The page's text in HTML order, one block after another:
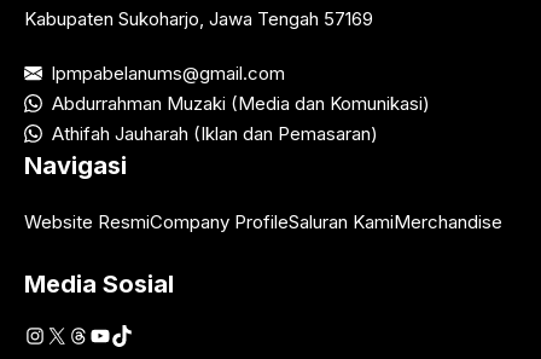
Kabupaten Sukoharjo, Jawa Tengah 57169
lpmpabelanums@gmail.com
Abdurrahman Muzaki (Media dan Komunikasi)
Athifah Jauharah (Iklan dan Pemasaran)
Navigasi
Website ResmiCompany ProfileSaluran KamiMerchandise
Media Sosial
Instagram
X Threads
YouTube
TikTok